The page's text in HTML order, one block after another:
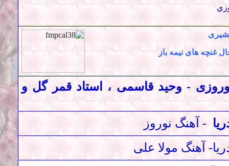
غنچه های نيمه باز
- وحید قاسمی ، استاد قمر گل و
- آهنگ نوروز
آهنگ مولا علی